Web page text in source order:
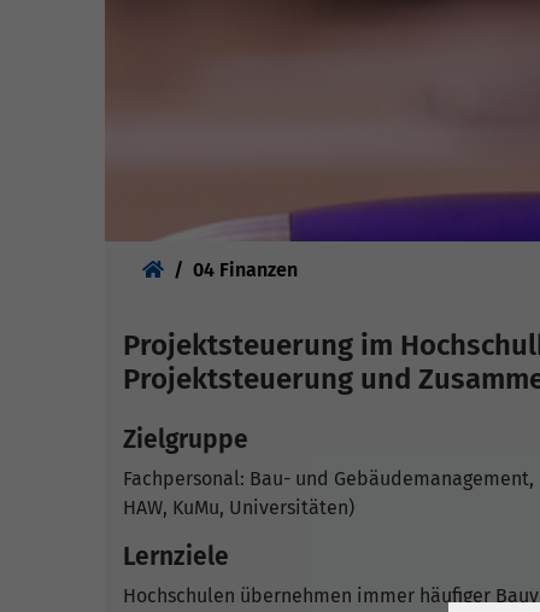
04 Finanzen
Projektsteuerung im
Projektsteuerung und
Zielgruppe
Fachpersonal: Bau- und
HAW, KuMu, Universitäten)
Lernziele
Hochschulen übernehmen immer häufiger